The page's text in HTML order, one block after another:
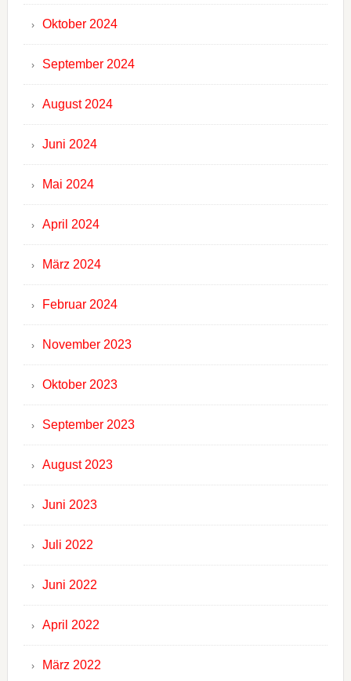
Oktober 2024
September 2024
August 2024
Juni 2024
Mai 2024
April 2024
März 2024
Februar 2024
November 2023
Oktober 2023
September 2023
August 2023
Juni 2023
Juli 2022
Juni 2022
April 2022
März 2022